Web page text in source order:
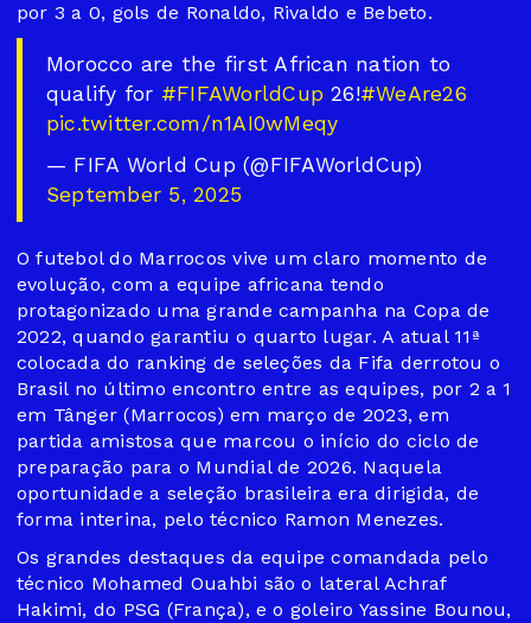
por 3 a 0, gols de Ronaldo, Rivaldo e Bebeto.
Morocco are the first African nation to
qualify for #FIFAWorldCup 26!#WeAre26
pic.twitter.com/n1AI0wMeqy
— FIFA World Cup (@FIFAWorldCup)
September 5, 2025
O futebol do Marrocos vive um claro momento de
evolução, com a equipe africana tendo
protagonizado uma grande campanha na Copa de
2022, quando garantiu o quarto lugar. A atual 11ª
colocada do ranking de seleções da Fifa derrotou o
Brasil no último encontro entre as equipes, por 2 a 1
em Tânger (Marrocos) em março de 2023, em
partida amistosa que marcou o início do ciclo de
preparação para o Mundial de 2026. Naquela
oportunidade a seleção brasileira era dirigida, de
forma interina, pelo técnico Ramon Menezes.
Os grandes destaques da equipe comandada pelo
técnico Mohamed Ouahbi são o lateral Achraf
Hakimi, do PSG (França), e o goleiro Yassine Bounou,